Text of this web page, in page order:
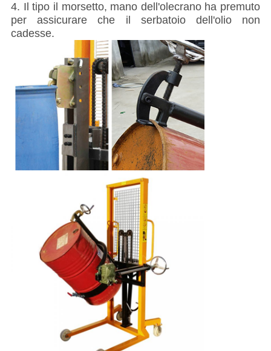
4. Il tipo il morsetto, mano dell'olecrano ha premuto
per assicurare che il serbatoio dell'olio non
cadesse.